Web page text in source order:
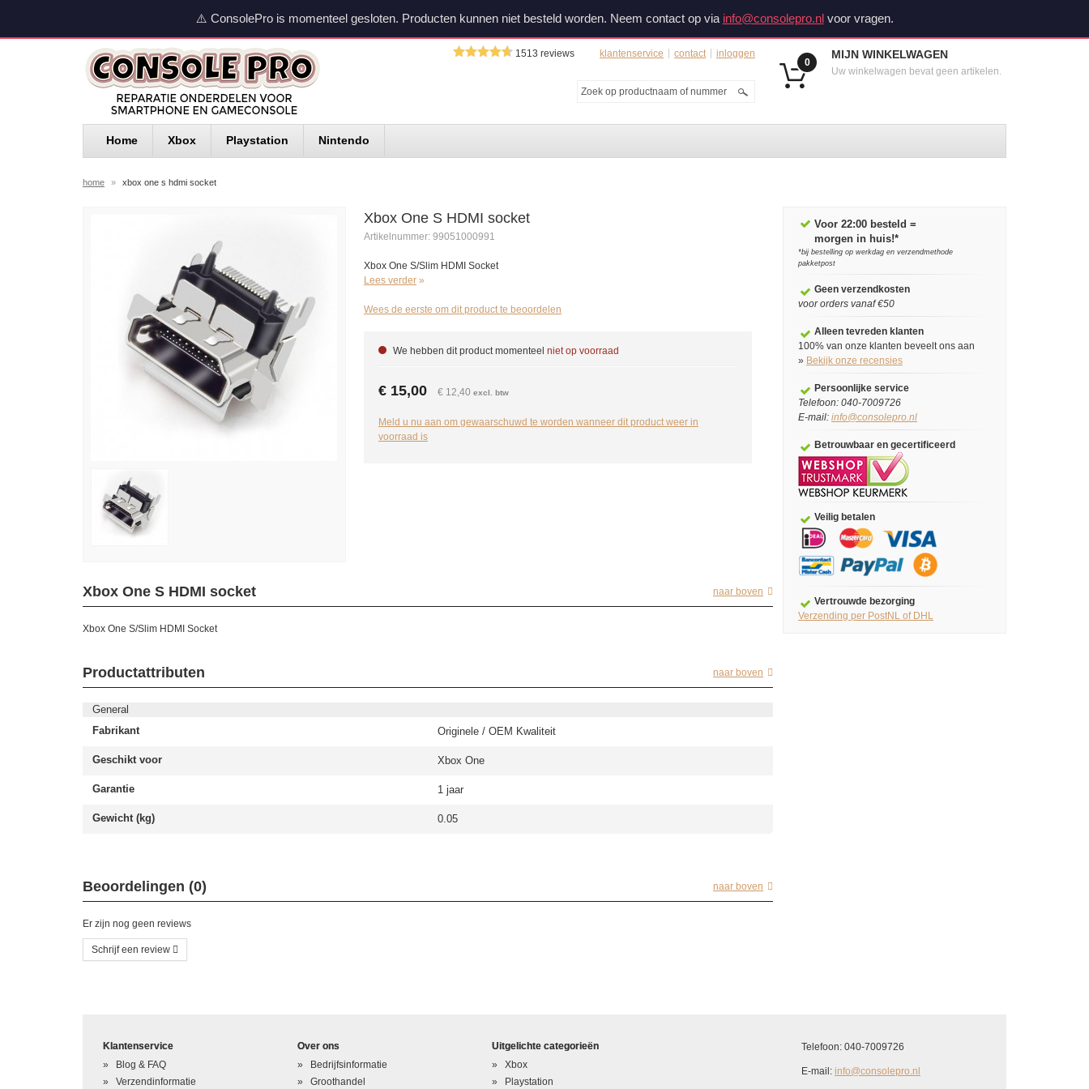
⚠️ ConsolePro is momenteel gesloten. Producten kunnen niet besteld worden. Neem contact op via info@consolepro.nlvoor vragen.
klantenservice contact inloggen
1513 reviews
0
MIJN WINKELWAGEN
Uw winkelwagen bevat geen artikelen.
Home Xbox Playstation Nintendo
home » xbox one s hdmi socket
Xbox One S HDMI socket
Artikelnummer: 99051000991
Xbox One S/Slim HDMI Socket
Lees verder
Wees de eerste om dit product te beoordelen
We hebben dit product momenteel niet op voorraad
€ 15,00 € 12,40 excl. btw
Meld u nu aan om gewaarschuwd te worden wanneer dit product weer in
voorraad is
naar boven
Xbox One S HDMI socket
Xbox One S/Slim HDMI Socket
naar boven
Productattributen
General
Fabrikant
Originele / OEM Kwaliteit
Geschikt voor Xbox One
Garantie 1 jaar
Gewicht (kg) 0.05
naar boven
Beoordelingen (0)
Er zijn nog geen reviews
Schrijf een review
Hoe waardeert u dit product?
Waardering
Voor 22:00 besteld =
morgen in huis!*
*bij bestelling op werkdag en verzendmethode
pakketpost
Geen verzendkosten
voor orders vanaf €50
Alleen tevreden klanten
100% van onze klanten beveelt ons aan
» Bekijk onze recensies
Persoonlijke service
Telefoon: 040-7009726
E-mail: info@consolepro.nl
Betrouwbaar en gecertificeerd
Veilig betalen
Vertrouwde bezorging
Verzending per PostNL of DHL
Telefoon: 040-7009726
E-mail: info@consolepro.nl
Klantenservice
Blog & FAQ
Verzendinformatie
Over ons
Bedrijfsinformatie
Groothandel
Uitgelichte categorieën
Xbox
Playstation